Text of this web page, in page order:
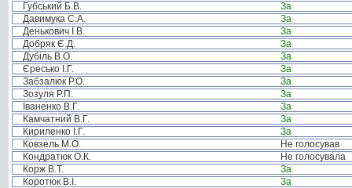
Губський Б.В.
За
Давимука С.А.
За
Денькович І.В.
За
Добряк Є.Д.
За
Дубіль В.О.
За
Єресько І.Г.
За
Забзалюк Р.О.
За
Зозуля Р.П.
За
Іваненко В.Г.
За
Камчатний В.Г.
За
Кириленко І.Г.
За
Ковзель М.О.
Не голосував
Кондратюк О.К.
Не голосувала
Корж В.Т.
За
Коротюк В.І.
За